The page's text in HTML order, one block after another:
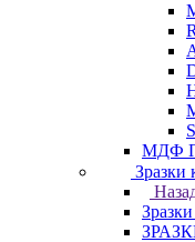
МДФ
Зразки
Зразки